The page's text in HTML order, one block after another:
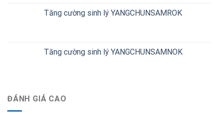
Tăng cường sinh lý YANGCHUNSAMROK
Tăng cường sinh lý YANGCHUNSAMNOK
ĐÁNH GIÁ CAO